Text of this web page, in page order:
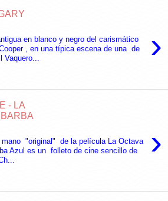
›
en blanco y negro del carismático
, en una típica escena de una de
- LA
›
mano "original" de la película La Octava
Azul es un folleto de cine sencillo de